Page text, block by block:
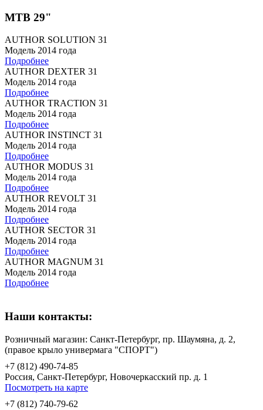
MTB 29"
AUTHOR SOLUTION 31
Модель 2014 года
Подробнее
AUTHOR DEXTER 31
Модель 2014 года
Подробнее
AUTHOR TRACTION 31
Модель 2014 года
Подробнее
AUTHOR INSTINCT 31
Модель 2014 года
Подробнее
AUTHOR MODUS 31
Модель 2014 года
Подробнее
AUTHOR REVOLT 31
Модель 2014 года
Подробнее
AUTHOR SECTOR 31
Модель 2014 года
Подробнее
AUTHOR MAGNUM 31
Модель 2014 года
Подробнее
Наши контакты:
Розничный магазин: Санкт-Петербург, пр. Шаумяна, д. 2,
(правое крыло универмага "СПОРТ")
+7 (812) 490-74-85
Россия, Санкт-Петербург, Новочеркасский пр. д. 1
Посмотреть на карте
+7 (812) 740-79-62